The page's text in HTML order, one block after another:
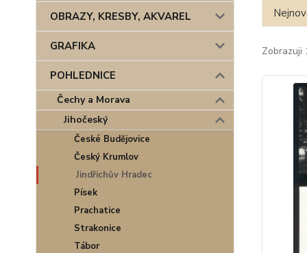
OBRAZY, KRESBY, AKVAREL
GRAFIKA
POHLEDNICE
Čechy a Morava
Jihočeský
České Budějovice
Český Krumlov
Jindřichův Hradec
Písek
Prachatice
Strakonice
Tábor
Zobrazuji